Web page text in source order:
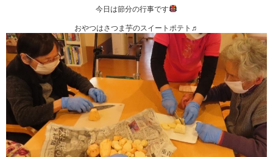
今日は節分の行事です
おやつはさつま芋のスイートポテト♬